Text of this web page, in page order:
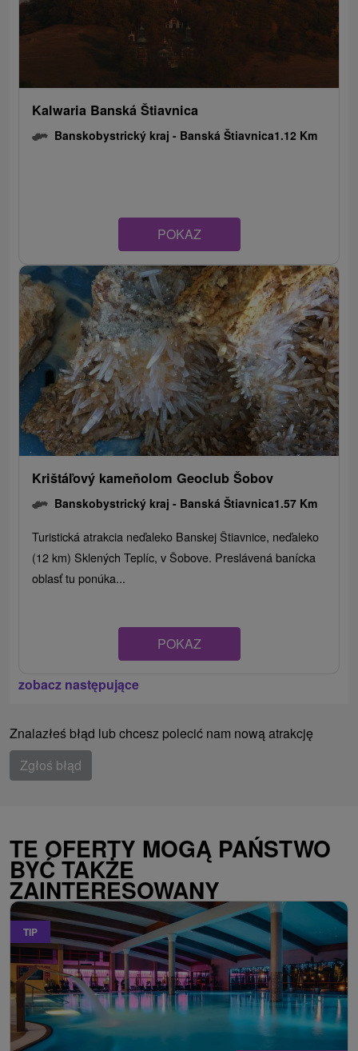
Kalwaria Banská Štiavnica
Banskobystrický kraj - Banská Štiavnica1.12 Km
POKAZ
Krištáľový kameňolom Geoclub Šobov
Banskobystrický kraj - Banská Štiavnica1.57 Km
Turistická atrakcia neďaleko Banskej Štiavnice, neďaleko
(12 km) Sklených Teplíc, v Šobove. Preslávená banícka
oblasť tu ponúka...
POKAZ
zobacz następujące
Znalazłeś błąd lub chcesz polecić nam nową atrakcję
Zgłoś błąd
TE OFERTY MOGĄ PAŃSTWO
BYĆ TAKŻE
ZAINTERESOWANY
TIP